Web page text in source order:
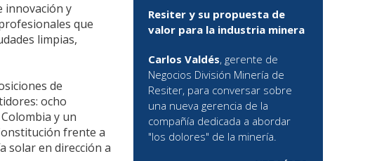
innovación y
que
limpias,
de
ocho
y un
frente a
solar en dirección a
Resiter y su propuesta de
valor para la industria minera
Carlos Valdés, gerente de
Negocios División Minería de
Resiter, para conversar sobre
una nueva gerencia de la
compañía dedicada a abordar
"los dolores" de la minería.